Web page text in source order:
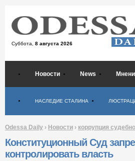
Суббота, 8 августа 2026
Новости News
НАСЛЕДИЕ СТАЛИНА
Odessa Daily › Новости › коррупция
Конституционный Суд
контролировать власть